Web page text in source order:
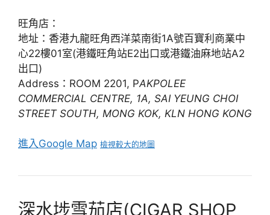
旺角店：
地址：香港九龍旺角西洋菜南街1A號百寶利商業中
心22樓01室(港鐵旺角站E2出口或港鐵油麻地站A2
出口)
Address：ROOM 2201, PAKPOLEE
COMMERCIAL CENTRE, 1A, SAI YEUNG CHOI
STREET SOUTH, MONG KOK, KLN HONG KONG
進入Google Map 檢視較大的地圖
深水埗雪茄店(CIGAR SHOP